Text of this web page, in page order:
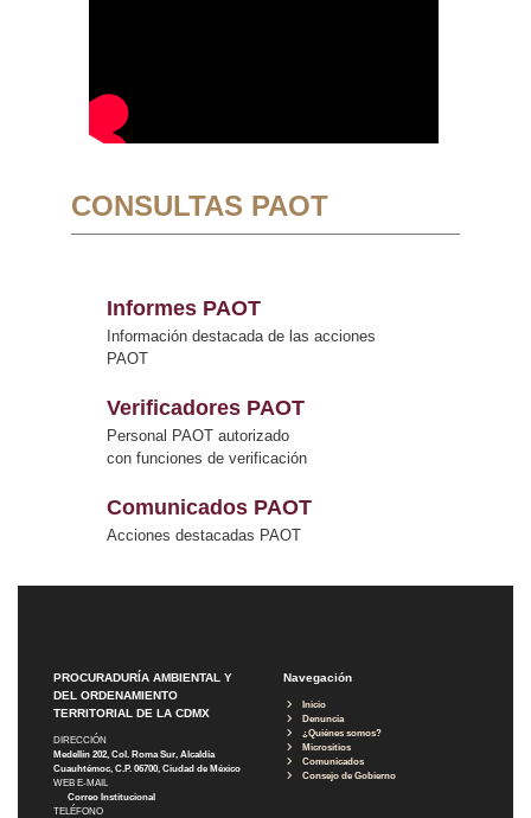
CONSULTAS PAOT
Informes PAOT
Información destacada de las acciones
PAOT
Verificadores PAOT
Personal PAOT autorizado
con funciones de verificación
Comunicados PAOT
Acciones destacadas PAOT
PROCURADURÍA AMBIENTAL Y
DEL ORDENAMIENTO
TERRITORIAL DE LA CDMX
DIRECCIÓN
Medellín 202, Col. Roma Sur, Alcaldía
Cuauhtémoc, C.P. 06700, Ciudad de México
WEB E-MAIL
Correo Institucional
TELÉFONO
Navegación
Inicio
Denuncia
¿Quiénes somos?
Micrositios
Comunicados
Consejo de Gobierno